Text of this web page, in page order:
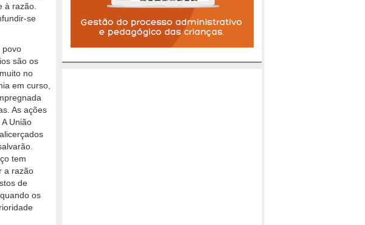
à razão.
se
povo
são os
no
em curso,
As ações
União
tem
a razão
de
os